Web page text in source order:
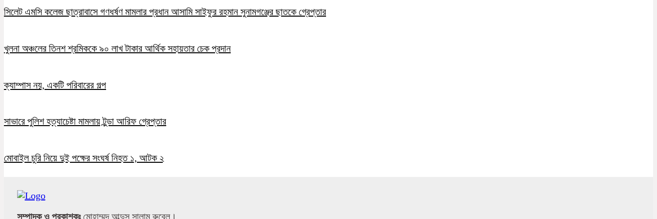
সিলেট এমসি কলেজ ছাত্রাবাসে গণধর্ষণ মামলার প্রধান আসামি সাইফুর রহমান সুনামগঞ্জের ছাতকে গ্রেপ্তার
খুলনা অঞ্চলের তিনশ শ্রমিককে ৯০ লাখ টাকার আর্থিক সহায়তার চেক প্রদান
ক্যাম্পাস নয়, একটি পরিবারের গল্প
সাভারে পুলিশ হত্যাচেষ্টা মামলায় টুন্ডা আরিফ গ্রেপ্তার
মোবাইল চুরি নিয়ে দুই পক্ষের সংঘর্ষ নিহত ১, আটক ২
সম্পাদক ও প্রকাশকঃমোহাম্মদ আব্দুস সালাম রুবেল।